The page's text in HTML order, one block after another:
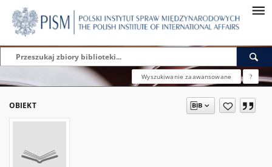
Wyszukiwanie zaawansowane ?
OBIEKT